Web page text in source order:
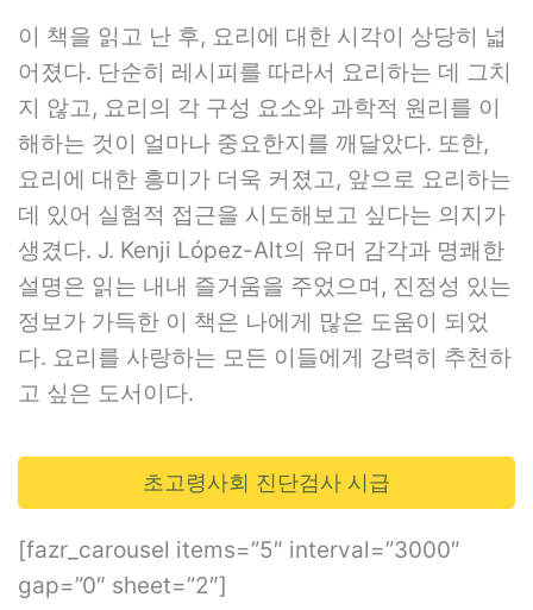
이 책을 읽고 난 후, 요리에 대한 시각이 상당히 넓
어졌다. 단순히 레시피를 따라서 요리하는 데 그치
지 않고, 요리의 각 구성 요소와 과학적 원리를 이
해하는 것이 얼마나 중요한지를 깨달았다. 또한,
요리에 대한 흥미가 더욱 커졌고, 앞으로 요리하는
데 있어 실험적 접근을 시도해보고 싶다는 의지가
생겼다. J. Kenji López-Alt의 유머 감각과 명쾌한
설명은 읽는 내내 즐거움을 주었으며, 진정성 있는
정보가 가득한 이 책은 나에게 많은 도움이 되었
다. 요리를 사랑하는 모든 이들에게 강력히 추천하
고 싶은 도서이다.
초고령사회 진단검사 시급
[fazr_carousel items=”5″ interval=”3000″
gap=”0″ sheet=”2″]